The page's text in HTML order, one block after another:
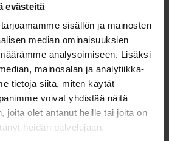
evästeitä
sisällön ja mainosten
median ominaisuuksien
analysoimiseen. Lisäksi
mainosalan ja analytiikka-
tietoja siitä, miten käytät
voivat yhdistää näitä
joita olet antanut heille tai joita on
heidän palvelujaan.
on rajattu
jäsenyritysten
Kirjaudu sisään
jäsenyydestä